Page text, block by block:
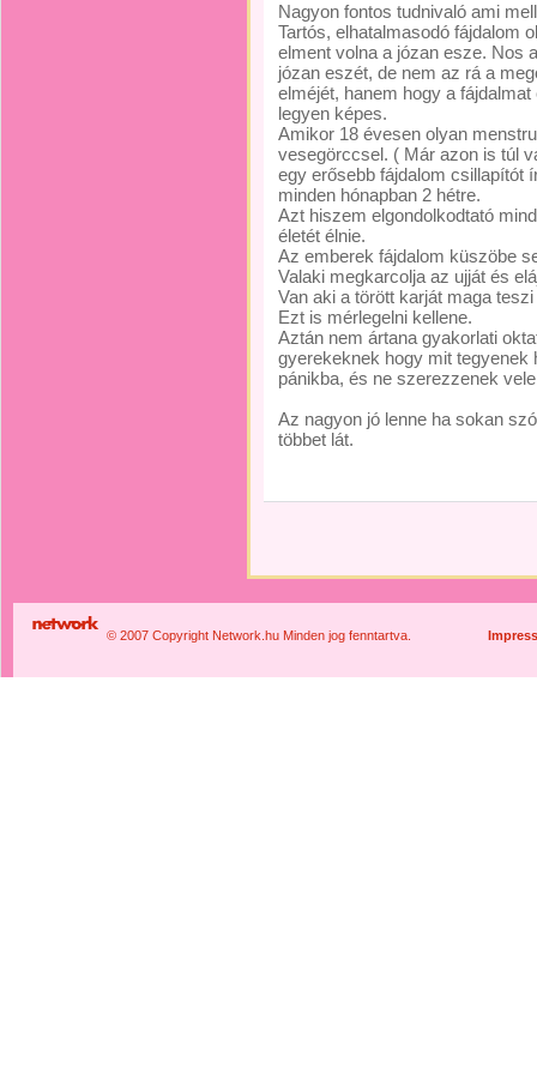
Nagyon fontos tudnivaló ami
Tartós, elhatalmasodó fájdalom
elment volna a józan esze. Nos
józan eszét, de nem az rá a
elméjét, hanem hogy a
legyen képes.
Amikor 18 évesen olyan
vesegörccsel. ( Már azon is túl
egy erősebb fájdalom csillapítót
minden hónapban 2 hétre.
Azt hiszem elgondolkodtató
életét élnie.
Az emberek fájdalom küszöbe
Valaki megkarcolja az ujját és
Van aki a törött karját maga
Ezt is mérlegelni kellene.
Aztán nem ártana gyakorlati
gyerekeknek hogy mit tegyenek
pánikba, és ne szerezzenek
Az nagyon jó lenne ha sokan
többet lát.
© 2007 Copyright Network.hu Minden jog fenntartva.